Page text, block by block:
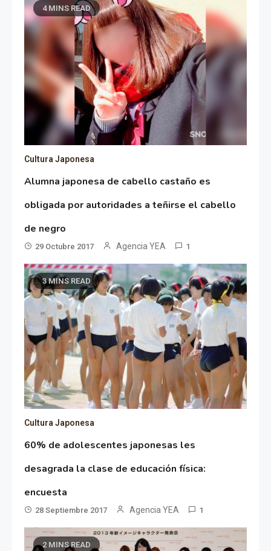
4 MINS READ
Cultura Japonesa
Alumna japonesa de cabello castaño es
obligada por autoridades a teñirse el cabello
de negro
29 Octubre 2017 Agencia YEA 1
3 MINS READ
Cultura Japonesa
60% de adolescentes japonesas les
desagrada la clase de educación física:
encuesta
28 Septiembre 2017 Agencia YEA 1
2 MINS READ